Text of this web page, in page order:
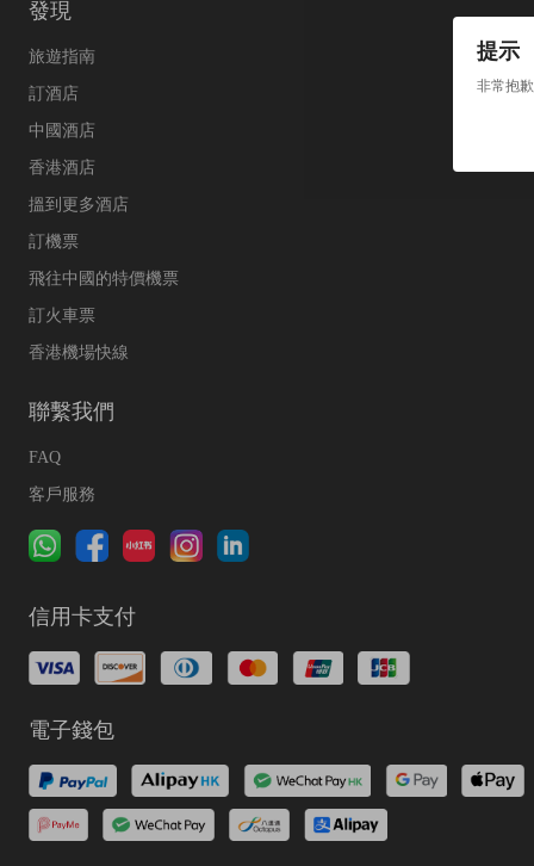
提示
非常抱
發現
旅遊指南
訂酒店
中國酒店
香港酒店
搵到更多酒店
訂機票
飛往中國的特價機票
訂火車票
香港機場快線
聯繫我們
FAQ
客戶服務
信用卡支付
電子錢包